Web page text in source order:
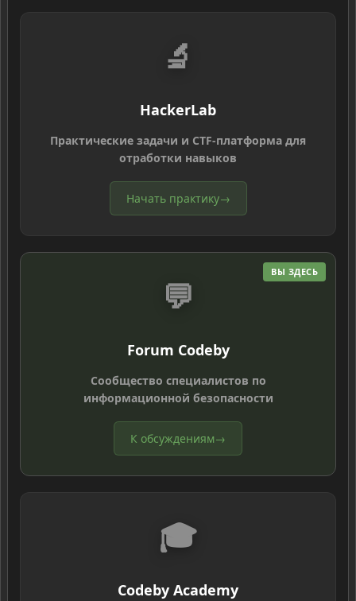
🔬
HackerLab
Практические задачи и CTF-платформа для
отработки навыков
Начать практику→
ВЫ ЗДЕСЬ
💬
Forum Codeby
Сообщество специалистов по
информационной безопасности
К обсуждениям→
🎓
Codeby Academy